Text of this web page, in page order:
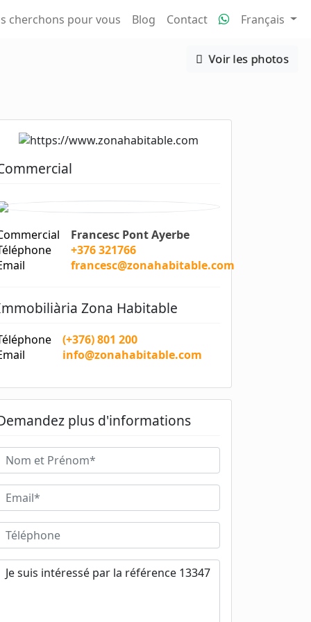
cherchons pour vous Blog Contact Français
Voir les photos
Francesc Pont Ayerbe
+376 321766
francesc@zonahabitable.com
Zona Habitable
(+376) 801 200
info@zonahabitable.com
plus d'informations